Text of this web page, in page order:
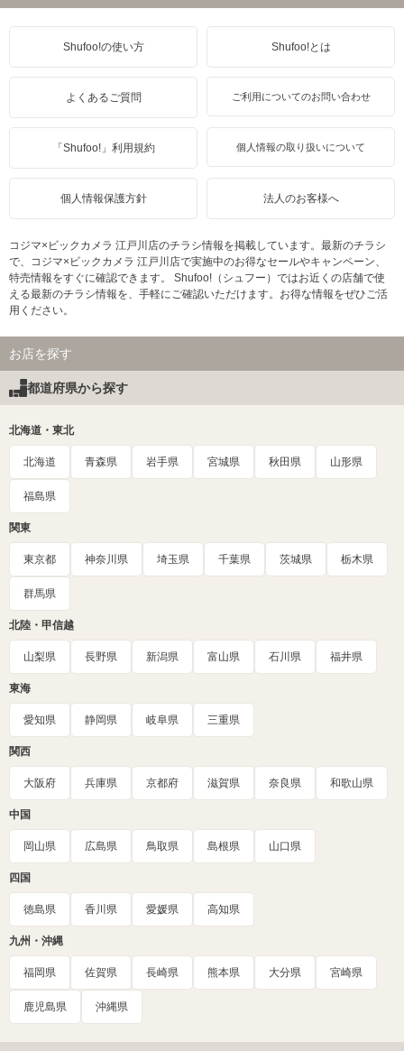
Shufoo!の使い方 Shufoo!とは
よくあるご質問 ご利用についてのお問い合わせ
「Shufoo!」利用規約 個人情報の取り扱いについて
個人情報保護方針 法人のお客様へ
コジマ×ビックカメラ 江戸川店のチラシ情報を掲載しています。最新のチラシ
で、コジマ×ビックカメラ 江戸川店で実施中のお得なセールやキャンペーン、
特売情報をすぐに確認できます。 Shufoo!（シュフー）ではお近くの店舗で使
える最新のチラシ情報を、手軽にご確認いただけます。お得な情報をぜひご活
用ください。
お店を探す
都道府県から探す
北海道・東北
北海道 青森県 岩手県 宮城県 秋田県 山形県
福島県
関東
東京都 神奈川県 埼玉県 千葉県 茨城県 栃木県
群馬県
北陸・甲信越
山梨県 長野県 新潟県 富山県 石川県 福井県
東海
愛知県 静岡県 岐阜県 三重県
関西
大阪府 兵庫県 京都府 滋賀県 奈良県 和歌山県
中国
岡山県 広島県 鳥取県 島根県 山口県
四国
徳島県 香川県 愛媛県 高知県
九州・沖縄
福岡県 佐賀県 長崎県 熊本県 大分県 宮崎県
鹿児島県 沖縄県